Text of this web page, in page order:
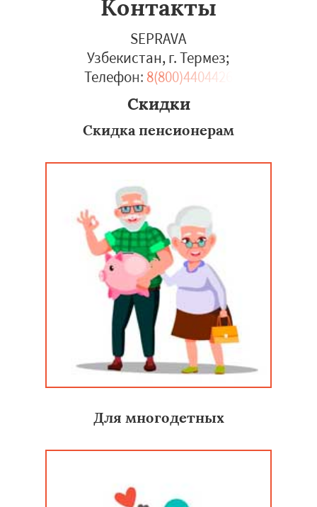
Контакты
SEPRAVA
Узбекистан, г. Термез;
Телефон: 8(800)4404426
Скидки
Скидка пенсионерам
Для многодетных